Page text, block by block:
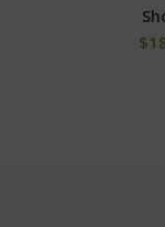
$